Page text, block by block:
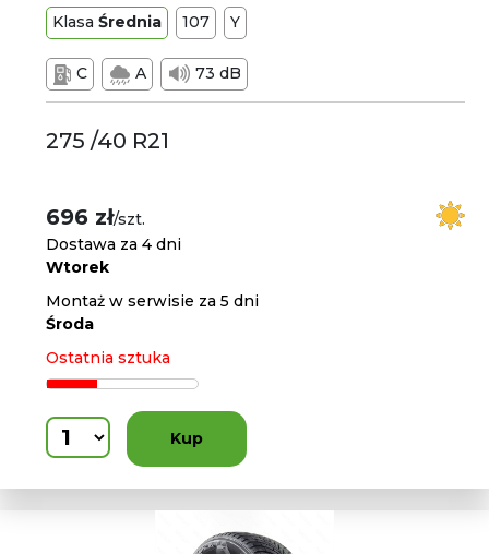
KlasaŚrednia 107 Y
C A 73 dB
275 /40 R21
696 zł/szt.
Dostawa za 4 dni
Wtorek
Montaż w serwisie za 5 dni
Środa
Ostatnia sztuka
Kup